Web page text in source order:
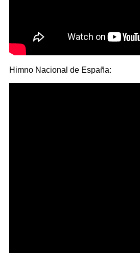
Himno Nacional de España: